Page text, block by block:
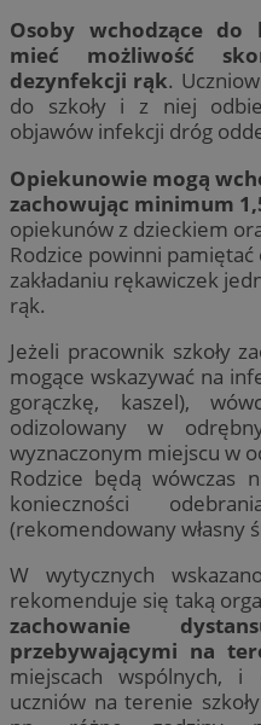
Osoby wchodzące do
mieć możliwość
dezynfekcji rąk.
do szkoły i z niej
objawów infekcji dróg
Opiekunowie mogą
zachowując minimum
opiekunów z dzieckiem
Rodzice powinni pamiętać
zakładaniu rękawiczek
rąk.
Jeżeli pracownik szkoły
mogące wskazywać na
gorączkę, kaszel),
odizolowany w
wyznaczonym miejscu w
Rodzice będą wówczas
konieczności
(rekomendowany własny
W wytycznych
rekomenduje się taką
zachowanie
przebywającymi na
miejscach wspólnych, i
uczniów na terenie